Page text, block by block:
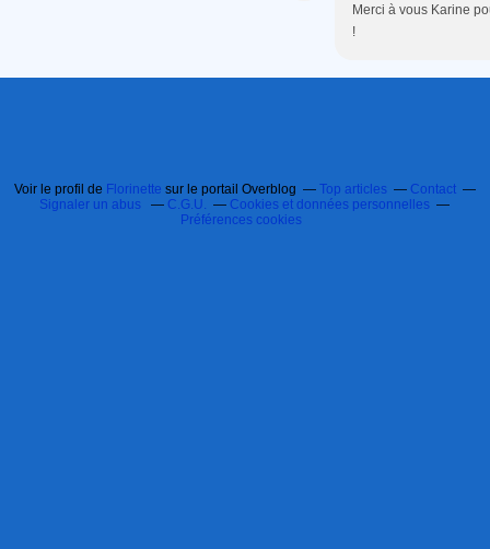
Merci à vous Karine
!
Voir le profil de Florinette sur le portail Overblog Top articles
Contact
Signaler un abus
C.G.U.
Cookies et données personnelles
Préférences cookies